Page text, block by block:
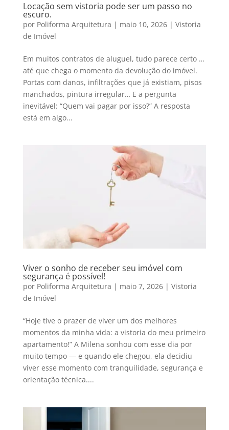
Locação sem vistoria pode ser um passo no
escuro.
por Poliforma Arquitetura | maio 10, 2026| Vistoria
de Imóvel
Em muitos contratos de aluguel, tudo parece certo …
até que chega o momento da devolução do imóvel.
Portas com danos, infiltrações que já existiam, pisos
manchados, pintura irregular… E a pergunta
inevitável: “Quem vai pagar por isso?” A resposta
está em algo...
Viver o sonho de receber seu imóvel com
segurança é possível!
por Poliforma Arquitetura | maio 7, 2026| Vistoria
de Imóvel
“Hoje tive o prazer de viver um dos melhores
momentos da minha vida: a vistoria do meu primeiro
apartamento!” A Milena sonhou com esse dia por
muito tempo — e quando ele chegou, ela decidiu
viver esse momento com tranquilidade, segurança e
orientação técnica....